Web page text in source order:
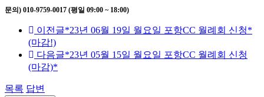
문의) 010-9759-0017 (평일 09:00 ~ 18:00)
이전글*23년 06월 19일 월요일 포항CC 월례회 신청*
(마감!)
다음글*23년 05월 15일 월요일 포항CC 월례회 신청
(마감)*
목록 답변